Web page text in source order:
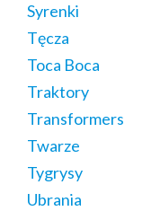
Syrenki
Tęcza
Toca Boca
Traktory
Transformers
Twarze
Tygrysy
Ubrania